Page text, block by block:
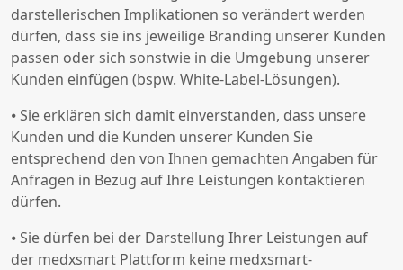
darstellerischen Implikationen so verändert werden
dürfen, dass sie ins jeweilige Branding unserer Kunden
passen oder sich sonstwie in die Umgebung unserer
Kunden einfügen (bspw. White-Label-Lösungen).
⦁ Sie erklären sich damit einverstanden, dass unsere
Kunden und die Kunden unserer Kunden Sie
entsprechend den von Ihnen gemachten Angaben für
Anfragen in Bezug auf Ihre Leistungen kontaktieren
dürfen.
⦁ Sie dürfen bei der Darstellung Ihrer Leistungen auf
der medxsmart Plattform keine medxsmart-